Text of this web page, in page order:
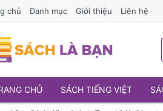
chủ Danh mục Giới thiệu Liên hệ
CHỦ SÁCH TIẾNG VIỆT